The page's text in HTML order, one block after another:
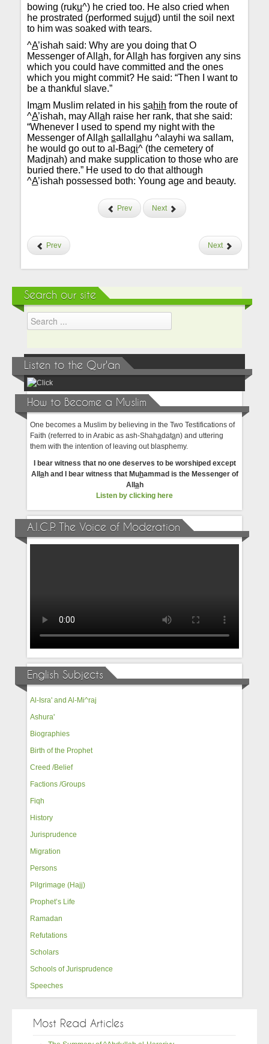
bowing (ruku^) he cried too. He also cried when
he prostrated (performed sujud) until the soil next
to him was soaked with tears.
^A’ishah said: Why are you doing that O
Messenger of Allah, for Allah has forgiven any sins
which you could have committed and the ones
which you might commit? He said: “Then I want to
be a thankful slave.”
Imam Muslim related in hissahih from the route of
^A’ishah, may Allah raise her rank, that she said:
“Whenever I used to spend my night with the
Messenger of Allahsallallahu ^alayhi wa sallam,
he would go out to al-Baqi^ (the cemetery of
Madinah) and make supplication to those who are
buried there.” He used to do that although
^A’ishah possessed both: Young age and beauty.
Prev Next
Prev Next
Search our site
Listen to the Qur'an
How to Become a Muslim
One becomes a Muslim by believing in the Two Testifications of
Faith (referred to in Arabic as ash-Shahadatan) and uttering
them with the intention of leaving out blasphemy.
I bear witness that no one deserves to be worshiped except
All ah and I bear witness that Muhammad is the Messenger of
All ah
Listen by clicking here
A.I.C.P. The Voice of Moderation
English Subjects
Al-Isra' and Al-Mi^raj
Ashura'
Biographies
Birth of the Prophet
Creed /Belief
Factions /Groups
Fiqh
History
Jurisprudence
Migration
Persons
Pilgrimage (Hajj)
Prophet’s Life
Ramadan
Refutations
Scholars
Schools of Jurisprudence
Speeches
Most Read Articles